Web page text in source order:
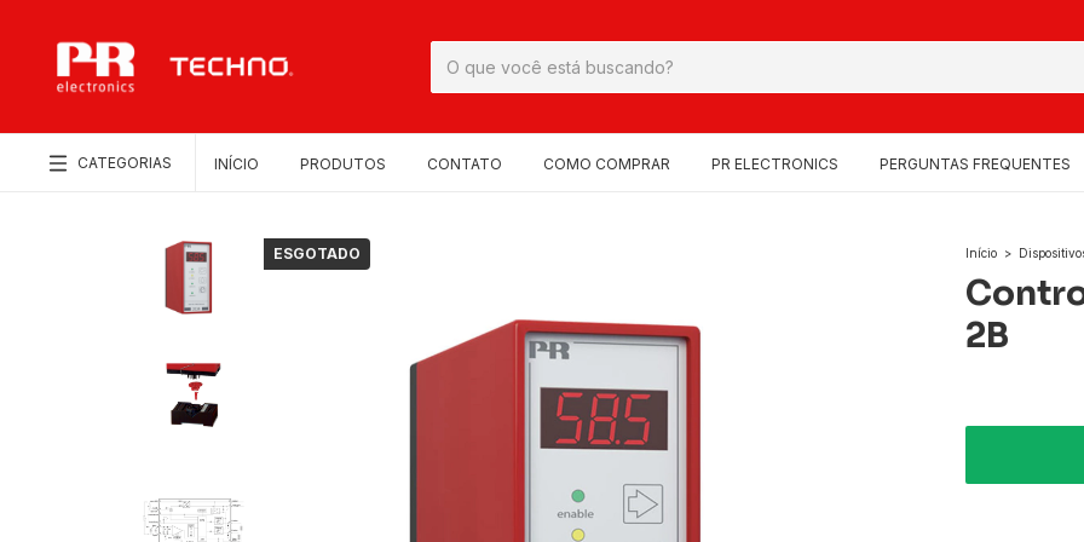
CATEGORIAS INÍCIO PRODUTOS CONTATO COMO COMPRAR PR ELECTRONICS PERGUNTAS FREQUENTES
ESGOTADO Início >
2B